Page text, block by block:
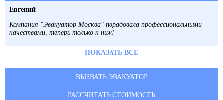
Евгений
Компания "Эвакуатор Москва" порадовала профессиональными
качествами, теперь только к ним!
ПОКАЗАТЬ ВСЕ
ВЫЗВАТЬ ЭВАКУАТОР
РАССЧИТАТЬ СТОИМОСТЬ